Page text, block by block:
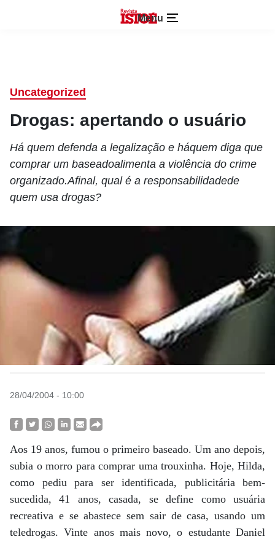
Menu
Uncategorized
Drogas: apertando o usuário
Há quem defenda a legalização e háquem diga que
comprar um baseadoalimenta a violência do crime
organizado.Afinal, qual é a responsabilidadede
quem usa drogas?
28/04/2004 - 10:00
Aos 19 anos, fumou o primeiro baseado. Um ano depois,
subia o morro para comprar uma trouxinha. Hoje, Hilda,
como pediu para ser identificada, publicitária bem-
sucedida, 41 anos, casada, se define como usuária
recreativa e se abastece sem sair de casa, usando um
teledrogas. Vinte anos mais novo, o estudante Daniel